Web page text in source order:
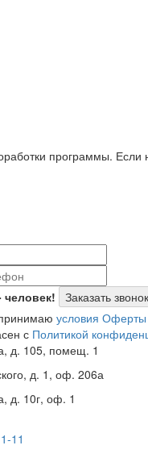
программы. Если
человек!
условия Оферты
с Политикой
д. 105, помещ. 1
д. 1, оф. 206а
д. 10г, оф. 1
11